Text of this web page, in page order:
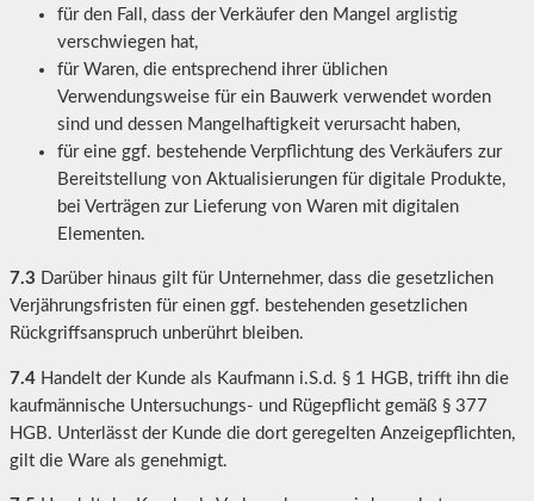
für den Fall, dass der Verkäufer den Mangel arglistig
verschwiegen hat,
für Waren, die entsprechend ihrer üblichen
Verwendungsweise für ein Bauwerk verwendet worden
sind und dessen Mangelhaftigkeit verursacht haben,
für eine ggf. bestehende Verpflichtung des Verkäufers zur
Bereitstellung von Aktualisierungen für digitale Produkte,
bei Verträgen zur Lieferung von Waren mit digitalen
Elementen.
7.3 Darüber hinaus gilt für Unternehmer, dass die gesetzlichen
Verjährungsfristen für einen ggf. bestehenden gesetzlichen
Rückgriffsanspruch unberührt bleiben.
7.4 Handelt der Kunde als Kaufmann i.S.d. § 1 HGB, trifft ihn die
kaufmännische Untersuchungs- und Rügepflicht gemäß § 377
HGB. Unterlässt der Kunde die dort geregelten Anzeigepflichten,
gilt die Ware als genehmigt.